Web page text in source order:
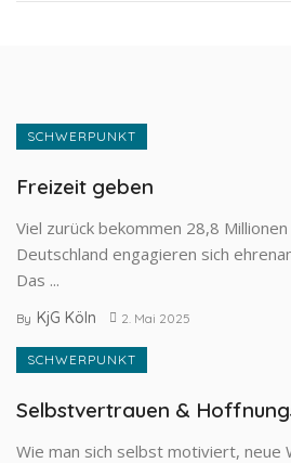
SCHWERPUNKT
Freizeit geben
Viel zurück bekommen 28,8
Deutschland engagieren sich
Das ...
By KjG Köln 2. Mai 2025
SCHWERPUNKT
Selbstvertrauen &
Wie man sich selbst motiviert, neue